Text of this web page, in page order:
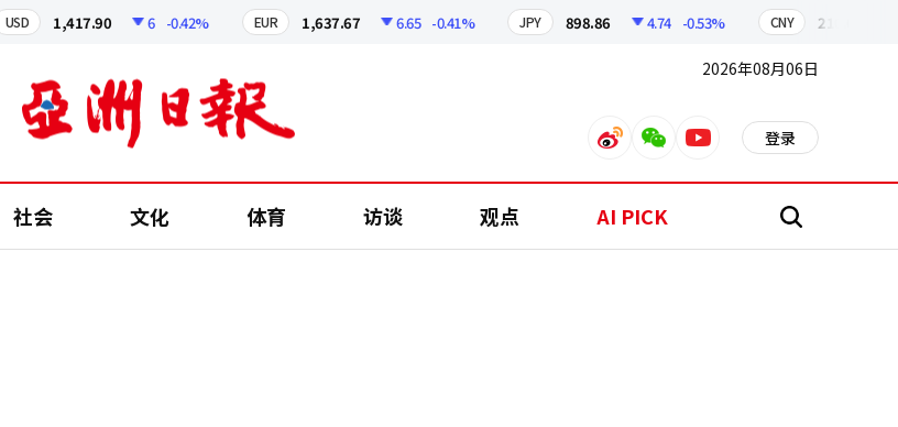
1,417.90 -0.42% EUR 1,637.67 6.65 -0.41% JPY 898.86 4.74 -0.53% CNY 210.08
2026年08月06日
weiboweixinyoutube 登录
社会 文化 体育 访谈 观点 AI PICK 搜